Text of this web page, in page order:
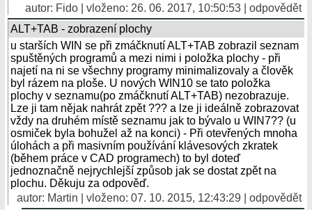
autor: Fido | vloženo: 26. 06. 2017, 10:50:53 | odpovědět
ALT+TAB - zobrazení plochy
u starších WIN se při zmáčknutí ALT+TAB zobrazil seznam
spuštěných programů a mezi nimi i položka plochy - při
najetí na ni se všechny programy minimalizovaly a člověk
byl rázem na ploše. U nových WIN10 se tato položka
plochy v seznamu(po zmáčknutí ALT+TAB) nezobrazuje.
Lze ji tam nějak nahrát zpět ??? a lze ji ideálně zobrazovat
vždy na druhém místě seznamu jak to bývalo u WIN7?? (u
osmiček byla bohužel až na konci) - Při otevřených mnoha
úlohách a při masivním používání klávesových zkratek
(během práce v CAD programech) to byl doteď
jednoznačně nejrychlejší způsob jak se dostat zpět na
plochu. Děkuju za odpověď.
autor: Martin | vloženo: 07. 10. 2015, 12:43:29 | odpovědět